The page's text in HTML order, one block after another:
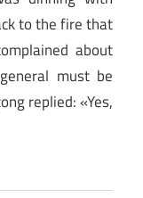
to the fire that
about
must be
replied: «Yes,